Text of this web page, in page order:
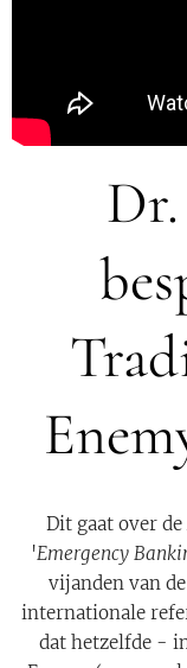
Dit gaat over
'Emergency
vijanden van
internationale
dat hetzelfde -